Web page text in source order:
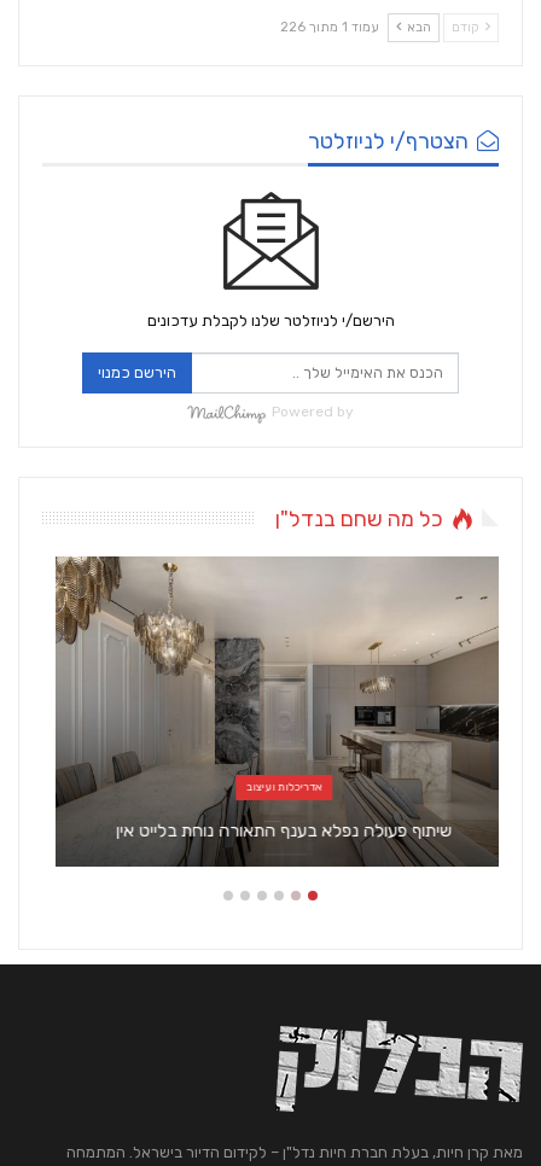
קודם הבא עמוד 1 מתוך 226
הצטרף/י לניוזלטר
הירשם/י לניוזלטר שלנו לקבלת עדכונים
הירשם כמנוי
Powered by
כל מה שחם בנדל"ן
כל מה שחם בנדל"ן
משלחת בכירי המשק הישראלי לסין
מאת קרן חיות, בעלת חברת חיות נדל"ן – לקידום הדיור בישראל. המתמחה